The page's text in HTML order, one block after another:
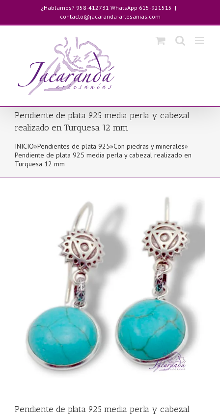
contenido
¿Hablamos? 958-412731 WhatsApp 615-921515 |
contacto@jacaranda-artesanias.com
Pendiente de plata 925 media perla y cabezal
realizado en Turquesa 12 mm
INICIO»Pendientes de plata 925»Con piedras y minerales»
Pendiente de plata 925 media perla y cabezal realizado en
Turquesa 12 mm
Pendiente de plata 925 media perla y cabezal